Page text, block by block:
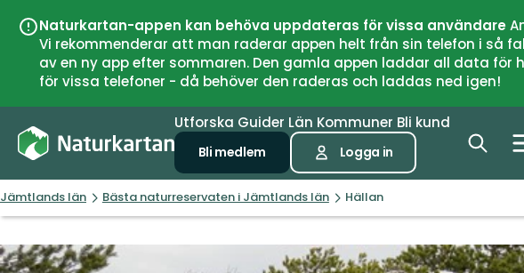
Naturkartan-appen kan behöva uppdateras för vissa användare
Vi rekommenderar att man raderar appen helt från sin telefon i så
av en ny app efter sommaren. Den gamla appen laddar all data
för vissa telefoner - då behöver den raderas och laddas ned igen!
Utforska Guider Län Kommuner Bli kund
Bli medlem Logga in
Jämtlands län Bästa naturreservaten i Jämtlands län Hällan